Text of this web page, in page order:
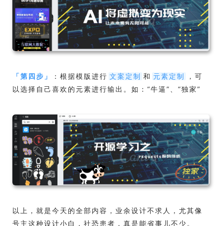
「第四步 」 ：根据模版进行 文案定制 和 元素定制
，可
以选择自己喜欢的元素进行输出。如：“牛逼”、“独家”
以上，就是今天的全部内容，业余设计不求人，尤其像
号主这种设计小白，社恐患者，真是能省事儿不少。